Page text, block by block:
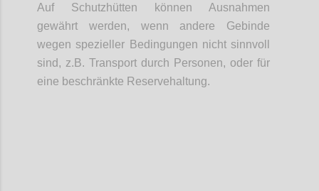
Auf Schutzhütten können Ausnahmen
gewährt werden, wenn andere Gebinde
wegen spezieller Bedingungen nicht sinnvoll
sind, z.B. Transport durch Personen, oder für
eine beschränkte Reservehaltung.